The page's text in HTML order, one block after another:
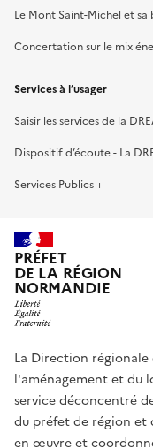
Le Mont Saint-Michel et sa
Concertation sur le mix
Services à l’usager
Saisir les services de la
Dispositif d’écoute - La
Services Publics +
PRÉFET
DE LA RÉGION
NORMANDIE
La Direction
l'aménagement et du
service déconcentré
du préfet de région et
en œuvre et